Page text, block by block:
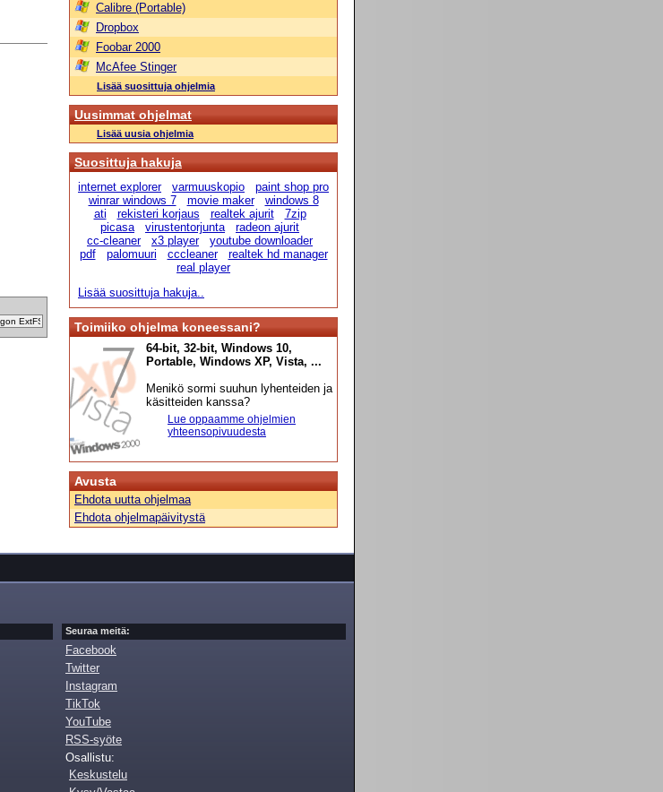
Calibre (Portable)
Dropbox
Foobar 2000
McAfee Stinger
Lisää suosittuja ohjelmia
Uusimmat ohjelmat
Lisää uusia ohjelmia
Suosittuja hakuja
internet explorer varmuuskopio
paint shop pro
winrar windows 7
movie maker
windows 8
ati
rekisteri korjaus realtek ajurit
7zip
picasa
virustentorjunta
radeon ajurit
cc-cleaner
x3 player
youtube downloader
pdf
palomuuri cccleaner
realtek hd manager
real player
Lisää suosittuja hakuja..
Toimiiko ohjelma koneessani?
64-bit, 32-bit, Windows 10,
Portable, Windows XP, Vista, ...
Menikö sormi suuhun lyhenteiden ja
käsitteiden kanssa?
Lue oppaamme ohjelmien
yhteensopivuudesta
Avusta
Ehdota uutta ohjelmaa
Ehdota ohjelmapäivitystä
Seuraa meitä:
Facebook
Twitter
Instagram
TikTok
YouTube
RSS-syöte
Osallistu:
Keskustelu